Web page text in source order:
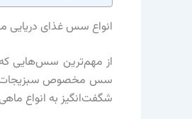
انواع سس غذای
از مهم‌ترین سس‌هایی که
سس مخصوص سبزیجات
شگفت‌انگیز به انواع